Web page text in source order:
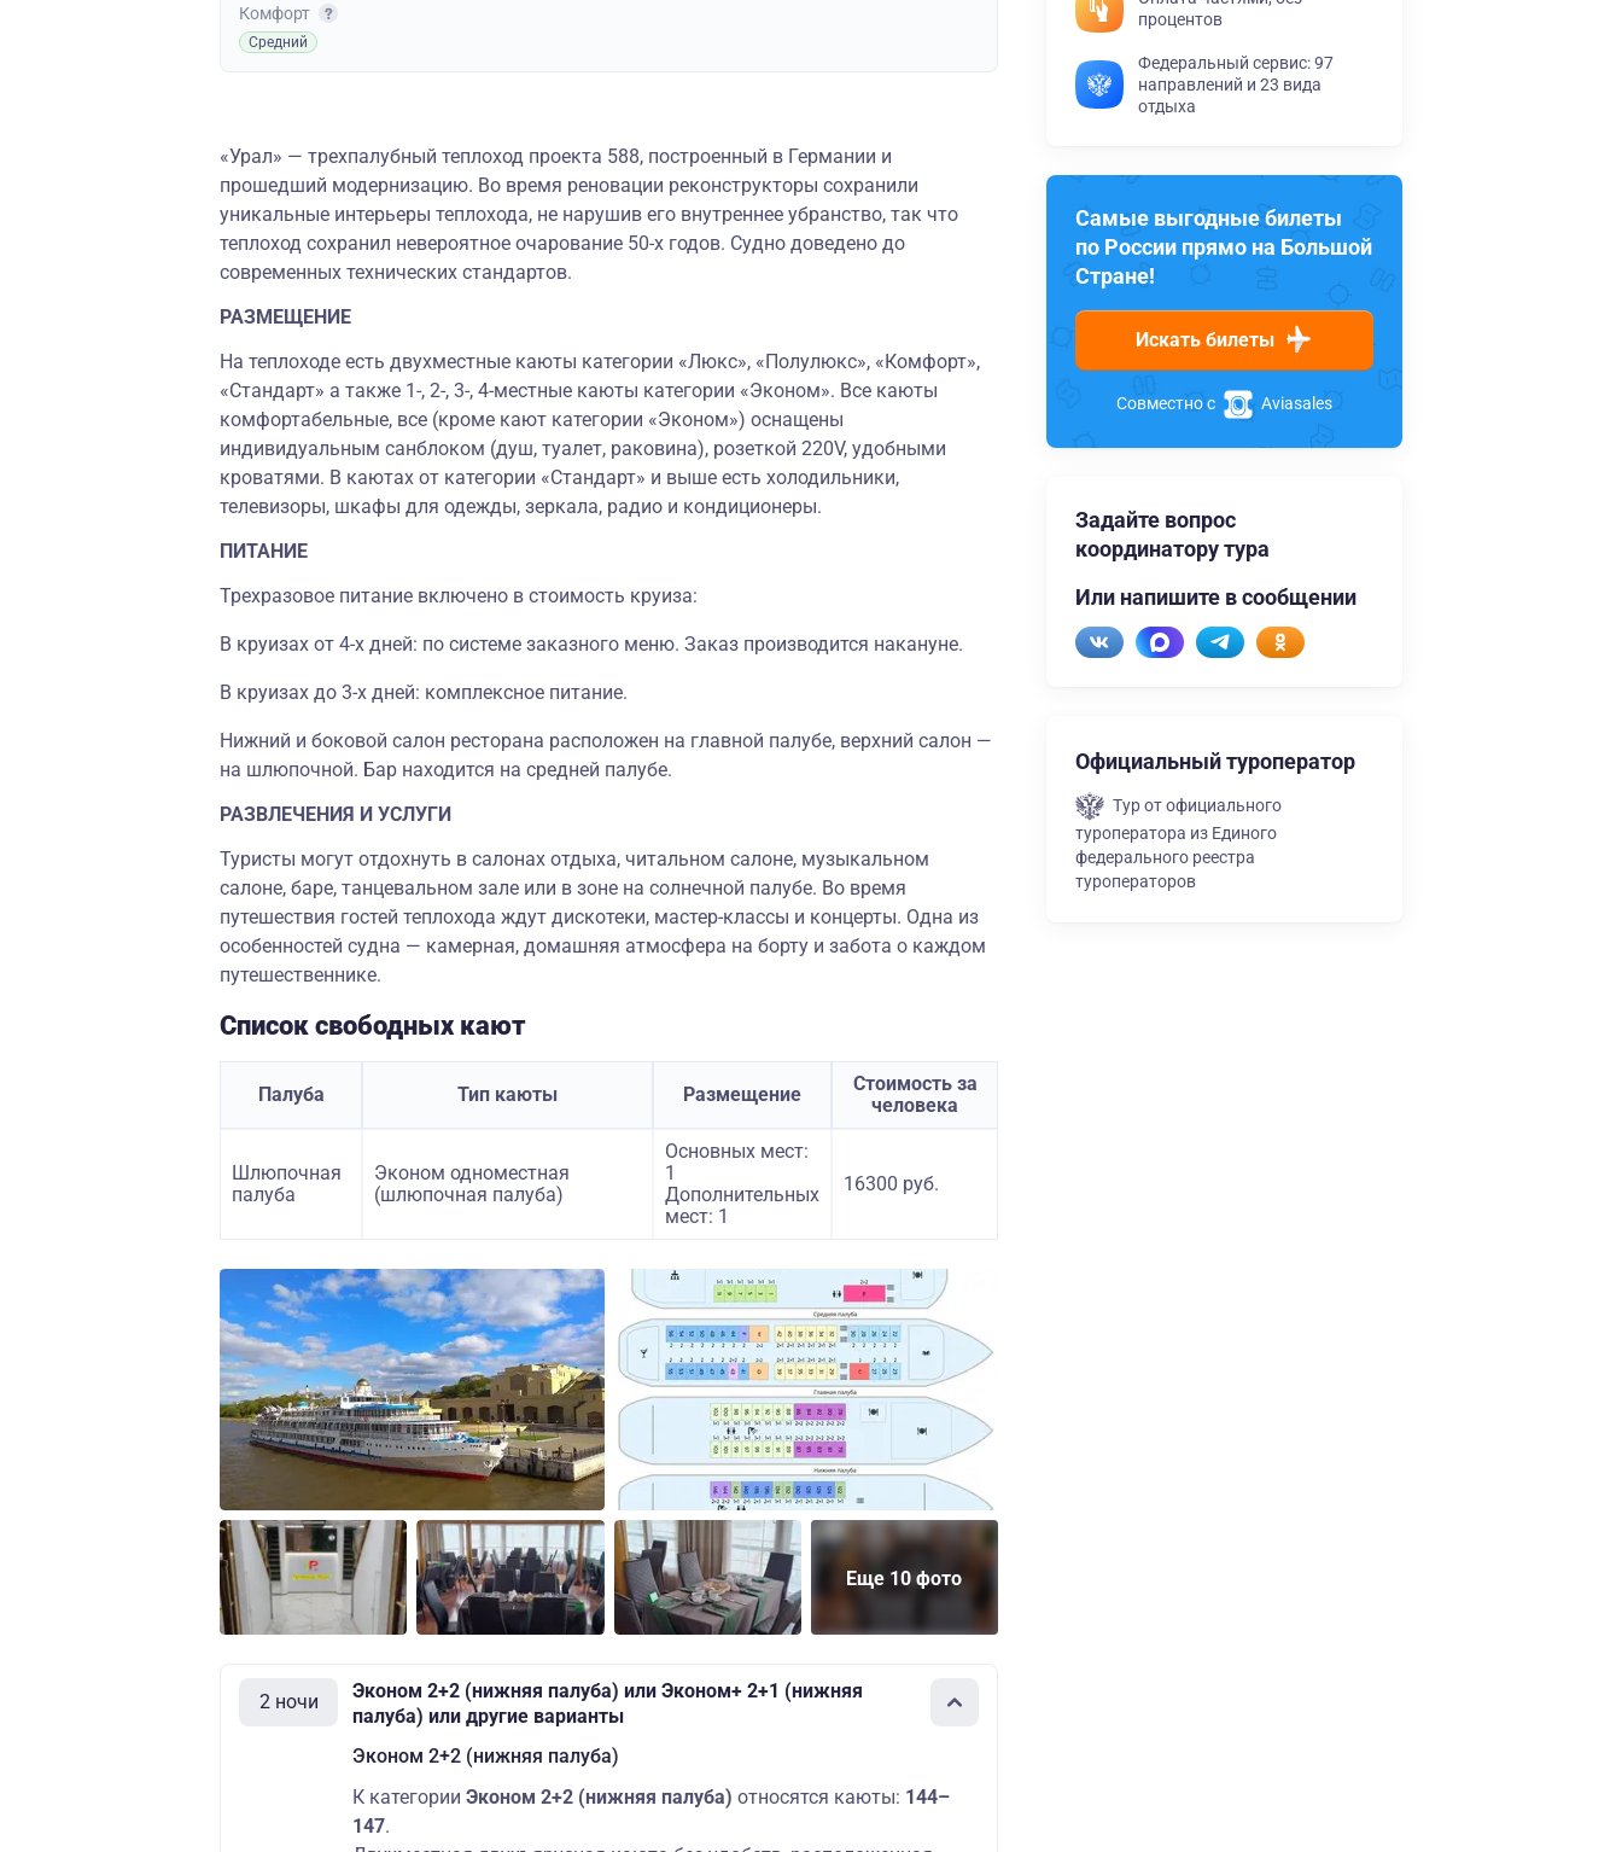
Комфорт
Средний
«Урал» — трехпалубный теплоход проекта 588, построенный в Германии и
прошедший модернизацию. Во время реновации реконструкторы сохранили
уникальные интерьеры теплохода, не нарушив его внутреннее убранство, так что
теплоход сохранил невероятное очарование 50-х годов. Судно доведено до
современных технических стандартов.
РАЗМЕЩЕНИЕ
На теплоходе есть двухместные каюты категории «Люкс», «Полулюкс», «Комфорт»,
«Стандарт» а также 1-, 2-, 3-, 4-местные каюты категории «Эконом». Все каюты
комфортабельные, все (кроме кают категории «Эконом») оснащены
индивидуальным санблоком (душ, туалет, раковина), розеткой 220V, удобными
кроватями. В каютах от категории «Стандарт» и выше есть холодильники,
телевизоры, шкафы для одежды, зеркала, радио и кондиционеры.
ПИТАНИЕ
Трехразовое питание включено в стоимость круиза:
В круизах от 4-х дней: по системе заказного меню. Заказ производится накануне.
В круизах до 3-х дней: комплексное питание.
Нижний и боковой салон ресторана расположен на главной палубе, верхний салон —
на шлюпочной. Бар находится на средней палубе.
РАЗВЛЕЧЕНИЯ И УСЛУГИ
Туристы могут отдохнуть в салонах отдыха, читальном салоне, музыкальном
салоне, баре, танцевальном зале или в зоне на солнечной палубе. Во время
путешествия гостей теплохода ждут дискотеки, мастер-классы и концерты. Одна из
особенностей судна — камерная, домашняя атмосфера на борту и забота о каждом
путешественнике.
Список свободных кают
Палуба Тип каюты Размещение
Стоимость за
человека
Шлюпочная
палуба
Эконом одноместная
(шлюпочная палуба)
Основных мест:
1
Дополнительных
мест: 1
16300 руб.
Еще 10 фото
2 ночи
Эконом 2+2 (нижняя палуба) или Эконом+ 2+1 (нижняя
палуба) или другие варианты
Эконом 2+2 (нижняя палуба)
К категории Эконом 2+2 (нижняя палуба) относятся каюты: 144–
147.
процентов
Федеральный сервис: 97
направлений и 23 вида
отдыха
Самые выгодные билеты
по России прямо на Большой
Стране!
Искать билеты
Совместно с Aviasales
Задайте вопрос
координатору тура
Или напишите в сообщении
Официальный туроператор
Тур от официального
туроператора из Единого
федерального реестра
туроператоров